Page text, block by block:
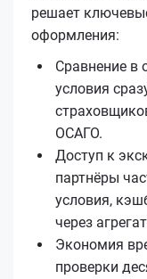
решает
оформления:
Сравнение в
условия
ОСАГО.
Доступ к
партнёры
условия,
через
Экономия
проверки